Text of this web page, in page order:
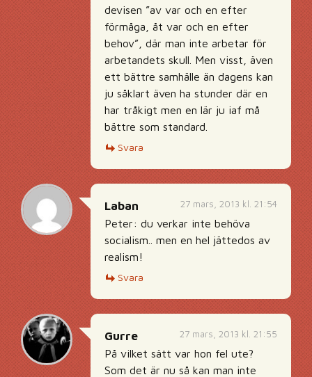
devisen ”av var och en efter
förmåga, åt var och en efter
behov”, där man inte arbetar för
arbetandets skull. Men visst, även
ett bättre samhälle än dagens kan
ju såklart även ha stunder där en
har tråkigt men en lär ju iaf må
bättre som standard.
Svara
27 mars, 2013 kl. 21:54
Laban
Peter: du verkar inte behöva
socialism.. men en hel jättedos av
realism!
Svara
27 mars, 2013 kl. 21:55
Gurre
På vilket sätt var hon fel ute?
Som det är nu så kan man inte